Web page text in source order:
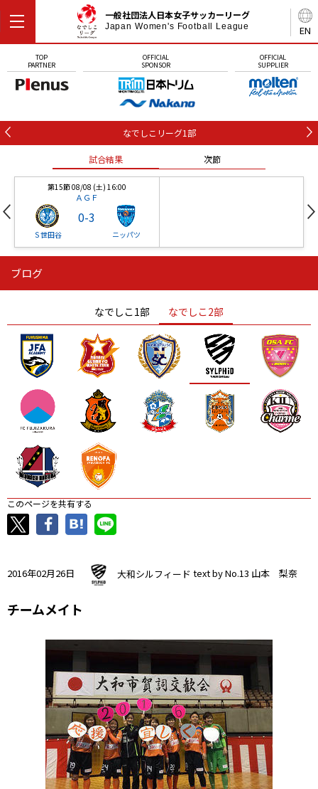
EN
一般社団法人日本女子サッカーリーグ
Japan Women's Football League
TOP
PARTNER
OFFICIAL
SPONSOR
OFFICIAL
SUPPLIER
なでしこリーグ1部
試合結果 次節
第15節 08/08 (土) 16:00
ＡＧＦ
Ｓ世田谷
0-3
ニッパツ
ニッパツ
ニッパツ 名古屋
石人の星
静岡 愛媛Ｌ
ブログ
なでしこ1部 なでしこ2部
このページを共有する
2016年02月26日 大和シルフィード text by No.13 山本 梨奈
チームメイト